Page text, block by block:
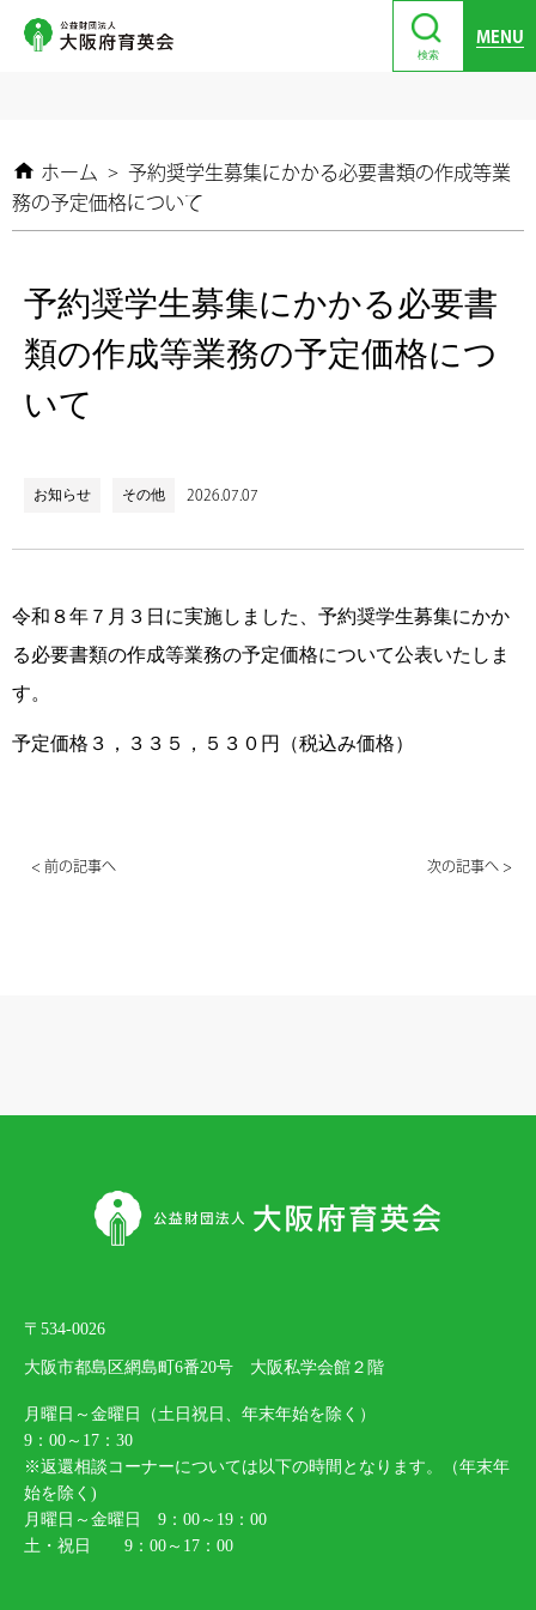
検索
MENU
ホーム > 予約奨学生募集にかかる必要書類の作成等業
務の予定価格について
予約奨学生募集にかかる必要書
類の作成等業務の予定価格につ
いて
お知らせ その他 2026.07.07
令和８年７月３日に実施しました、予約奨学生募集にかか
る必要書類の作成等業務の予定価格について公表いたしま
す。
予定価格３，３３５，５３０円（税込み価格）
< 前の記事へ 次の記事へ >
〒534-0026
大阪市都島区網島町6番20号 大阪私学会館２階
月曜日～金曜日（土日祝日、年末年始を除く）
9：00～17：30
※返還相談コーナーについては以下の時間となります。（年末年
始を除く)
月曜日～金曜日 9：00～19：00
土・祝日 9：00～17：00